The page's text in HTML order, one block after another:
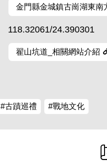
金門縣金城鎮古崗湖東南
118.32061/24.390301
翟山坑道_相關網站介紹
#古蹟巡禮 #戰地文化